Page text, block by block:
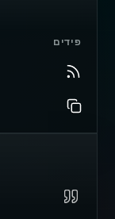
פידים